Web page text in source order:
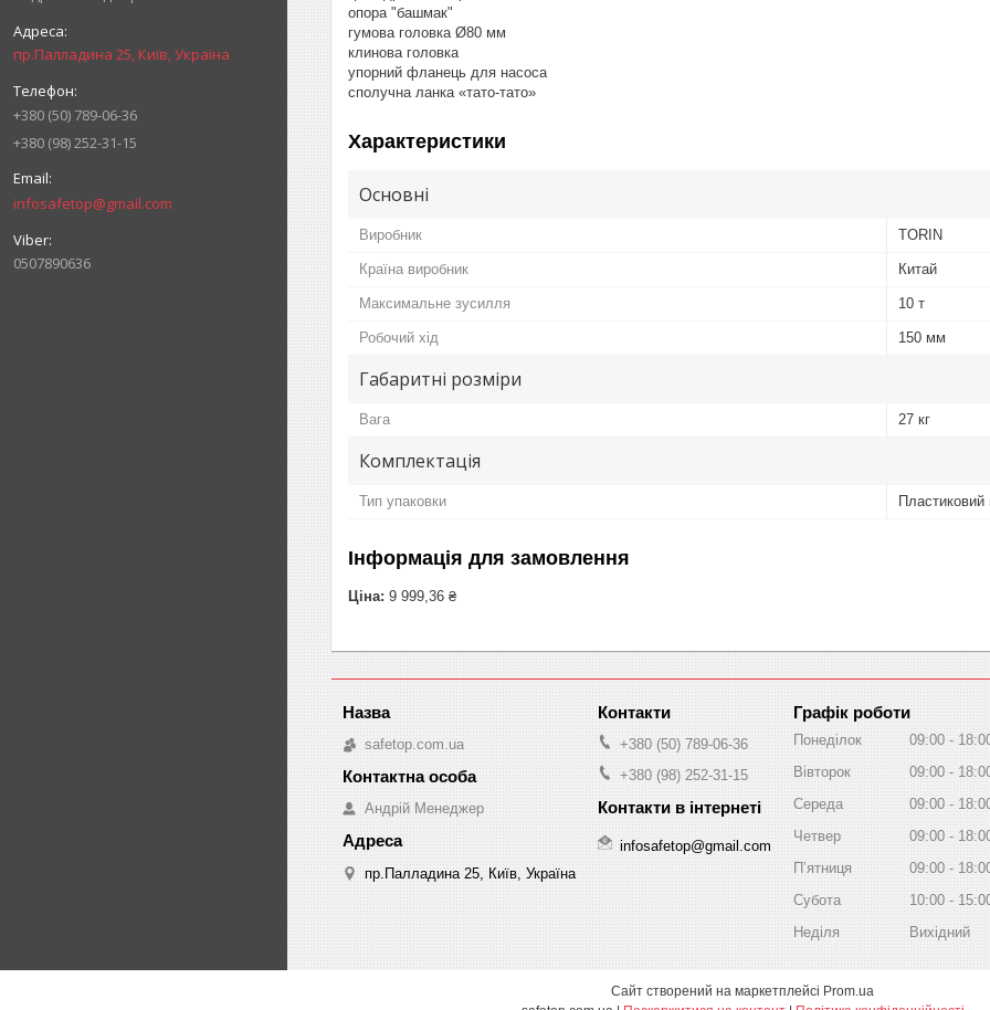
пр.Палладина 25, Київ, Україна
+380 (50) 789-06-36
+380 (98) 252-31-15
infosafetop@gmail.com
0507890636
опора "башмак"
гумова головка Ø80 мм
клинова головка
упорний фланець для насоса
сполучна ланка «тато-тато»
Характеристики
Основні
Виробник TORIN
Країна виробник Китай
Максимальне зусилля 10 т
Робочий хід 150 мм
Габаритні розміри
Вага 27 кг
Комплектація
Тип упаковки Пластиковий
Інформація для замовлення
Ціна: 9 999,36 ₴
safetop.com.ua
Андрій Менеджер
пр.Палладина 25, Київ, Україна
+380 (50) 789-06-36
+380 (98) 252-31-15
infosafetop@gmail.com
Графік роботи
Понеділок 09:00
Вівторок
09:00
Середа
09:00
Четвер
09:00
Пʼятниця
09:00
Субота
10:00
Неділя
Вихідний
Сайт створений на маркетплейсі Prom.ua